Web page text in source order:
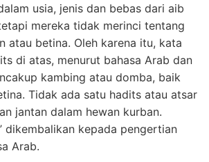
usia, jenis dan bebas dari aib
mereka tidak merinci tentang
atau betina. Oleh karena itu, kata
di atas, menurut bahasa Arab dan
kambing atau domba, baik
Tidak ada satu hadits atau atsar
jantan dalam hewan kurban.
dikembalikan kepada pengertian
Arab.